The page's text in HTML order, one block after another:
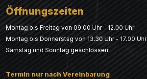
Öffnungszeiten
Montag bis Freitag von 09.00 Uhr - 12.00 Uhr
Montag bis Donnerstag von 13.30 Uhr - 17.00 Uhr
Samstag und Sonntag geschlossen
Termin nur nach Vereinbarung